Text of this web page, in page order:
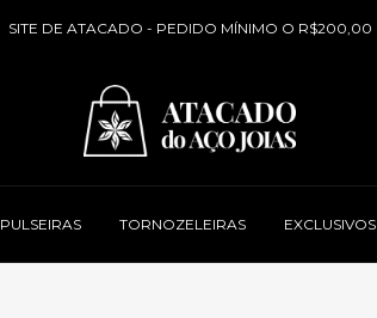
SITE DE ATACADO - PEDIDO MÍNIMO O R$200,00
PULSEIRAS TORNOZELEIRAS EXCLUSIVOS